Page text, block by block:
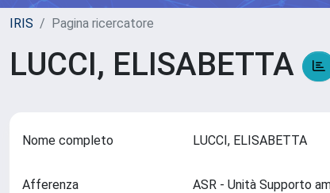
IRIS Pagina ricercatore
LUCCI, ELISABETTA
Nome completo LUCCI, ELISABETTA
Afferenza ASR - Unità Supporto